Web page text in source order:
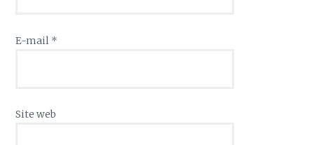
E-mail *
Site web